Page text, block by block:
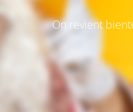
On revient